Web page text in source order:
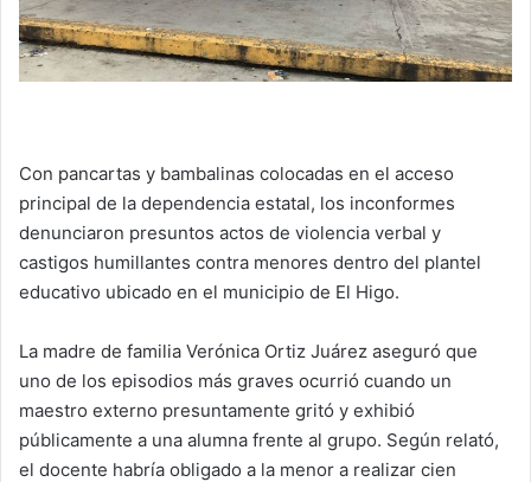
Con pancartas y bambalinas colocadas en el acceso
principal de la dependencia estatal, los inconformes
denunciaron presuntos actos de violencia verbal y
castigos humillantes contra menores dentro del plantel
educativo ubicado en el municipio de El Higo.
La madre de familia Verónica Ortiz Juárez aseguró que
uno de los episodios más graves ocurrió cuando un
maestro externo presuntamente gritó y exhibió
públicamente a una alumna frente al grupo. Según relató,
el docente habría obligado a la menor a realizar cien